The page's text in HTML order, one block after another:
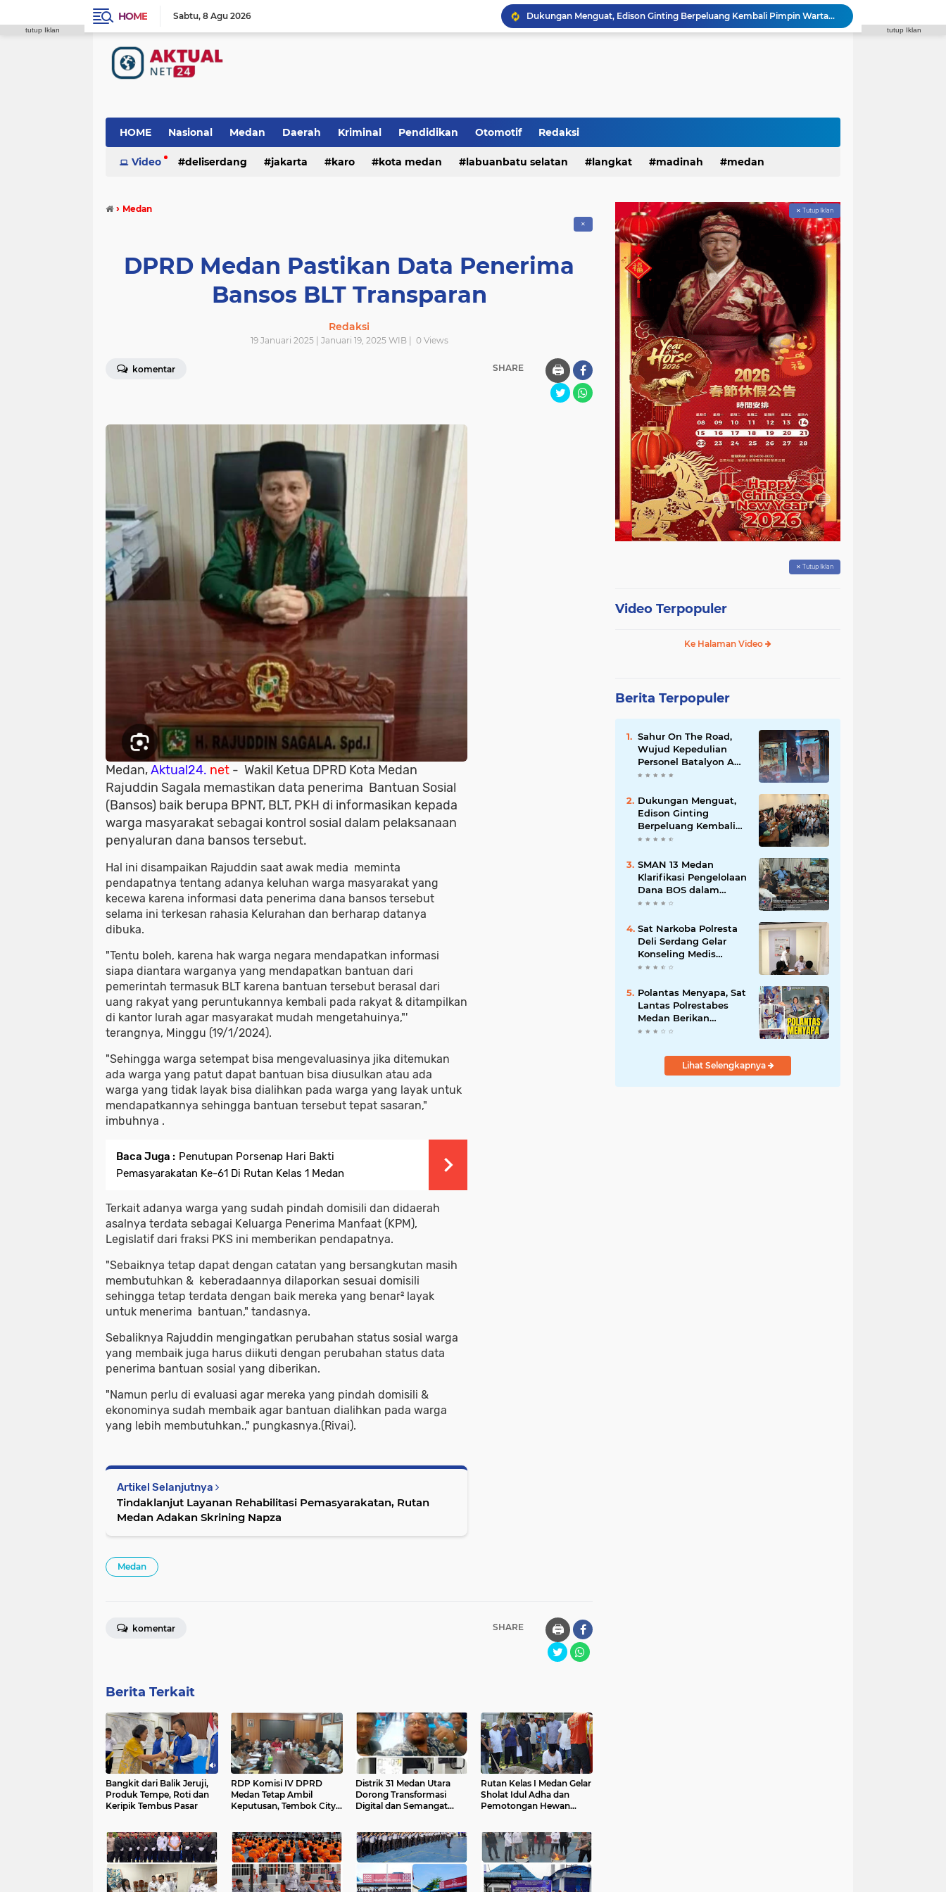
HOME Sabtu 8 Agu 2026
Dukungan Menguat, Edison Ginting Berpeluang Kembali Pimpin Wartawan Pemko Medan
Sahur On The Road, Wujud Kepedulian Personel Batalyon A Pelopor Satuan Brimob Polda Sumut di Dini Hari Ramadhan
Rakornispen TNI 2026 Tingkatkan Silaturahmi dan Sinergi dalam Menghadapi Perang Informasi
HOME Nasional Medan Daerah Kriminal Pendidikan Otomotif Redaksi
Video deliserdang jakarta karo kota medan labuanbatu selatan langkat madinah medan
› Medan
✕
DPRD Medan Pastikan Data Penerima
Bansos BLT Transparan
Redaksi
19 Januari 2025 | Januari 19, 2025 WIB | 0Views
komentar SHARE 🖨️
Medan,Aktual24. net - Wakil Ketua DPRD Kota Medan
Rajuddin Sagala memastikan data penerima Bantuan Sosial
(Bansos) baik berupa BPNT, BLT, PKH di informasikan kepada
warga masyarakat sebagai kontrol sosial dalam pelaksanaan
penyaluran dana bansos tersebut.
Hal ini disampaikan Rajuddin saat awak media meminta
pendapatnya tentang adanya keluhan warga masyarakat yang
kecewa karena informasi data penerima dana bansos tersebut
selama ini terkesan rahasia Kelurahan dan berharap datanya
dibuka.
"Tentu boleh, karena hak warga negara mendapatkan informasi
siapa diantara warganya yang mendapatkan bantuan dari
pemerintah termasuk BLT karena bantuan tersebut berasal dari
uang rakyat yang peruntukannya kembali pada rakyat & ditampilkan
di kantor lurah agar masyarakat mudah mengetahuinya,"'
terangnya, Minggu (19/1/2024).
"Sehingga warga setempat bisa mengevaluasinya jika ditemukan
ada warga yang patut dapat bantuan bisa diusulkan atau ada
warga yang tidak layak bisa dialihkan pada warga yang layak untuk
mendapatkannya sehingga bantuan tersebut tepat sasaran,"
imbuhnya .
Baca Juga : Penutupan Porsenap Hari Bakti
Pemasyarakatan Ke-61 Di Rutan Kelas 1 Medan
Terkait adanya warga yang sudah pindah domisili dan didaerah
asalnya terdata sebagai Keluarga Penerima Manfaat (KPM),
Legislatif dari fraksi PKS ini memberikan pendapatnya.
"Sebaiknya tetap dapat dengan catatan yang bersangkutan masih
membutuhkan & keberadaannya dilaporkan sesuai domisili
sehingga tetap terdata dengan baik mereka yang benar² layak
untuk menerima bantuan," tandasnya.
Sebaliknya Rajuddin mengingatkan perubahan status sosial warga
yang membaik juga harus diikuti dengan perubahan status data
penerima bantuan sosial yang diberikan.
"Namun perlu di evaluasi agar mereka yang pindah domisili &
ekonominya sudah membaik agar bantuan dialihkan pada warga
yang lebih membutuhkan.," pungkasnya.(Rivai).
Artikel Selanjutnya
Tindaklanjut Layanan Rehabilitasi Pemasyarakatan, Rutan
Medan Adakan Skrining Napza
Medan
SHARE 🖨️
komentar
Berita Terkait
Bangkit dari Balik Jeruji,
Produk Tempe, Roti dan
Keripik Tembus Pasar
RDP Komisi IV DPRD
Medan Tetap Ambil
Keputusan, Tembok City
Distrik 31 Medan Utara
Dorong Transformasi
Digital dan Semangat
Rutan Kelas I Medan Gelar
Sholat Idul Adha dan
Pemotongan Hewan
✕ Tutup Iklan
✕ Tutup Iklan
Video Terpopuler
Ke Halaman Video
Berita Terpopuler
Sahur On The Road,
Wujud Kepedulian
Personel Batalyon A
Pelopor Satuan
di Dini Hari Ramadhan
Dukungan Menguat,
Edison Ginting
Berpeluang Kembali
Pimpin Wartawan
SMAN 13 Medan
Klarifikasi Pengelolaan
Dana BOS dalam
Audiensi Bersama
Sat Narkoba Polresta
Deli Serdang Gelar
Konseling Medis
Kepada Masyarakat
di Posko Kampung
Bersih Narkoba
Polantas Menyapa, Sat
Lantas Polrestabes
Medan Berikan
Layanan Humanis
Pemohon SIM
Lihat Selengkapnya
tutup Iklan tutup Iklan